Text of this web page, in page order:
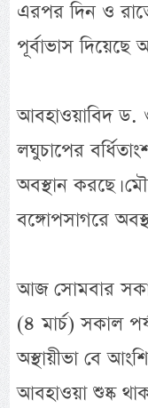
এরপর দিন ও
পূর্বাভাস দিয়েছে
আবহাওয়াবিদ ড.
লঘুচাপের
অবস্থান করছে।
বঙ্গোপসাগরে
আজ সোমবার
(৪ মার্চ) সকাল
অস্থায়ীভা বে
আবহাওয়া শুষ্ক